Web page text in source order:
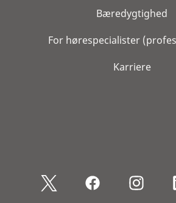
Bæredygtighed
For hørespecialister
Karriere